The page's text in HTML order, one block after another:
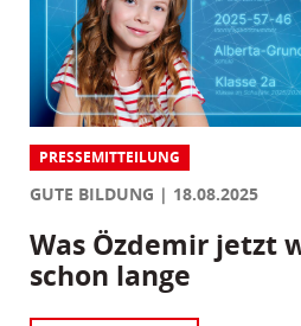
PRESSEMITTEILUNG
GUTE BILDUNG 18.08.2025
Was Özdemir jetzt
schon lange